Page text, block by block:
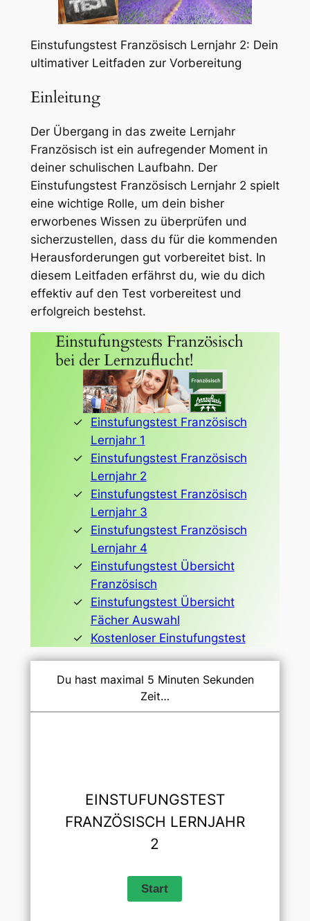
Einstufungstest Französisch Lernjahr 2: Dein
ultimativer Leitfaden zur Vorbereitung
Einleitung
Der Übergang in das zweite Lernjahr
Französisch ist ein aufregender Moment in
deiner schulischen Laufbahn. Der
Einstufungstest Französisch Lernjahr 2 spielt
eine wichtige Rolle, um dein bisher
erworbenes Wissen zu überprüfen und
sicherzustellen, dass du für die kommenden
Herausforderungen gut vorbereitet bist. In
diesem Leitfaden erfährst du, wie du dich
effektiv auf den Test vorbereitest und
erfolgreich bestehst.
Einstufungstests Französisch
bei der Lernzuflucht!
Einstufungstest Französisch
Lernjahr 1
Einstufungstest Französisch
Lernjahr 2
Einstufungstest Französisch
Lernjahr 3
Einstufungstest Französisch
Lernjahr 4
Einstufungstest Übersicht
Französisch
Einstufungstest Übersicht
Fächer Auswahl
Kostenloser Einstufungstest
Du hast maximal 5 Minuten Sekunden
Zeit…
EINSTUFUNGSTEST
FRANZÖSISCH LERNJAHR
2